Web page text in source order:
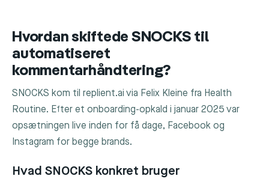
Hvordan skiftede SNOCKS til
automatiseret
kommentarhåndtering?
SNOCKS kom til replient.ai via Felix Kleine fra Health
Routine. Efter et onboarding-opkald i januar 2025 var
opsætningen live inden for få dage, Facebook og
Instagram for begge brands.
Hvad SNOCKS konkret bruger